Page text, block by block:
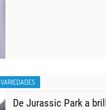
VARIEDADES
De Jurassic Park a